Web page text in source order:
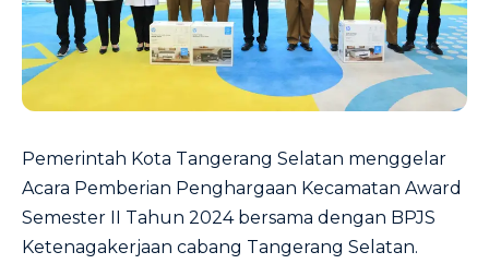
Pemerintah Kota Tangerang Selatan menggelar
Acara Pemberian Penghargaan Kecamatan Award
Semester II Tahun 2024 bersama dengan BPJS
Ketenagakerjaan cabang Tangerang Selatan.